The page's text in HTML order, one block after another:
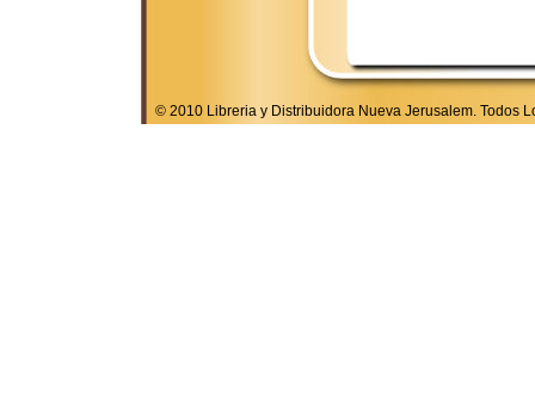
© 2010 Libreria y Distribuidora Nueva Jerusalem. Todos